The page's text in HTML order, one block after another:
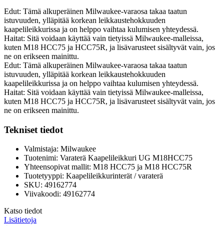
Edut: Tämä alkuperäinen Milwaukee-varaosa takaa taatun
istuvuuden, ylläpitää korkean leikkaustehokkuuden
kaapelileikkurissa ja on helppo vaihtaa kulumisen yhteydessä.
Haitat: Sitä voidaan käyttää vain tietyissä Milwaukee-malleissa,
kuten M18 HCC75 ja HCC75R, ja lisävarusteet sisältyvät vain, jos
ne on erikseen mainittu.
Edut: Tämä alkuperäinen Milwaukee-varaosa takaa taatun
istuvuuden, ylläpitää korkean leikkaustehokkuuden
kaapelileikkurissa ja on helppo vaihtaa kulumisen yhteydessä.
Haitat: Sitä voidaan käyttää vain tietyissä Milwaukee-malleissa,
kuten M18 HCC75 ja HCC75R, ja lisävarusteet sisältyvät vain, jos
ne on erikseen mainittu.
Tekniset tiedot
Valmistaja: Milwaukee
Tuotenimi: Varaterä Kaapelileikkuri UG M18HCC75
Yhteensopivat mallit: M18 HCC75 ja M18 HCC75R
Tuotetyyppi: Kaapelileikkurinterät / varaterä
SKU: 49162774
Viivakoodi: 49162774
Katso tiedot
Lisätietoja